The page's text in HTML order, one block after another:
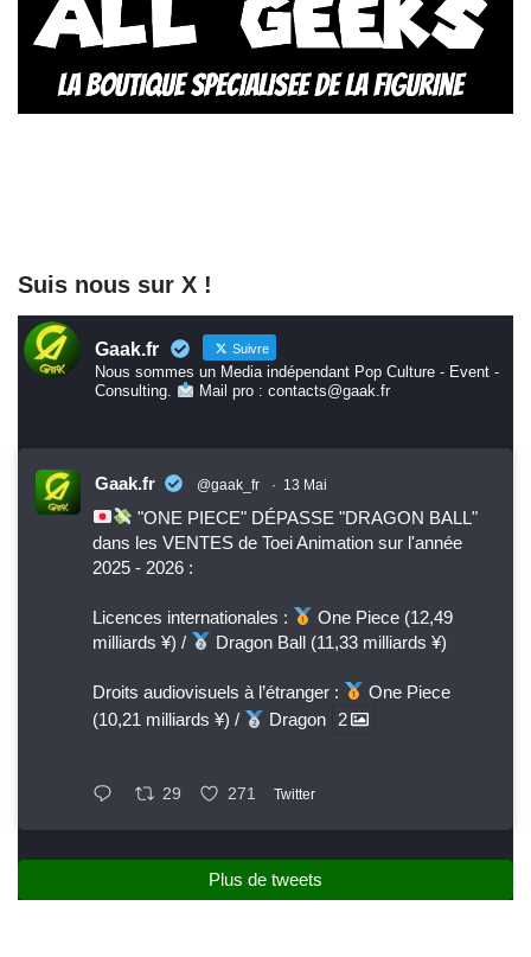
Suis nous sur X !
Gaak.fr Suivre
Nous sommes un Media indépendant Pop Culture - Event -
Consulting.
Mail pro : contacts@gaak.fr
Gaak.fr @gaak_fr · 13 Mai
"ONE PIECE" DÉPASSE "DRAGON BALL"
dans les VENTES de Toei Animation sur l'année
2025 - 2026 :
Licences internationales :
One Piece (12,49
milliards ¥) /
Dragon Ball (11,33 milliards ¥)
Droits audiovisuels à l’étranger :
One Piece
(10,21 milliards ¥) /
Dragon 2
29 271 Twitter
Plus de tweets